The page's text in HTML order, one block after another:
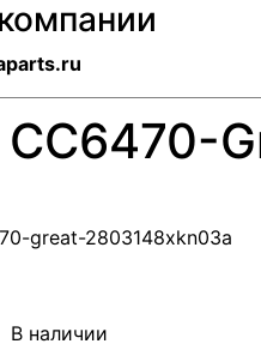
great-2803148xkn03a
В наличии